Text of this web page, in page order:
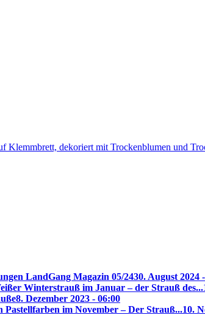
LandGang Magazin 05/2430. August 2024
Winterstrauß im Januar – der Strauß des...
8. Dezember 2023 - 06:00
Pastellfarben im November – Der Strauß...10.